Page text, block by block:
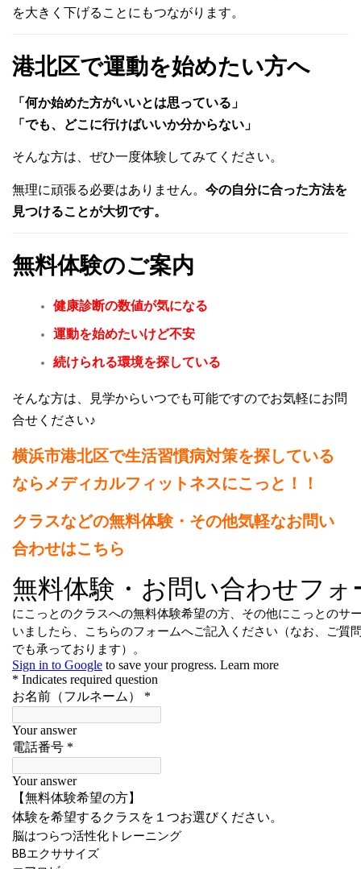
を大きく下げることにもつながります。
港北区で運動を始めたい方へ
「何か始めた方がいいとは思っている」
「でも、どこに行けばいいか分からない」
そんな方は、ぜひ一度体験してみてください。
無理に頑張る必要はありません。 今の自分に合った方法を
見つけることが大切です。
無料体験のご案内
健康診断の数値が気になる
運動を始めたいけど不安
続けられる環境を探している
そんな方は、見学からいつでも可能ですのでお気軽にお問
合せください♪
横浜市港北区で生活習慣病対策を探している
ならメディカルフィットネスにこっと！！
クラスなどの無料体験・その他気軽なお問い
合わせはこちら